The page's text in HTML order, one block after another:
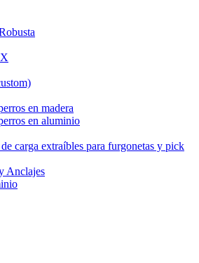
en madera
en aluminio
carga extraíbles para furgonetas y pick
Anclajes